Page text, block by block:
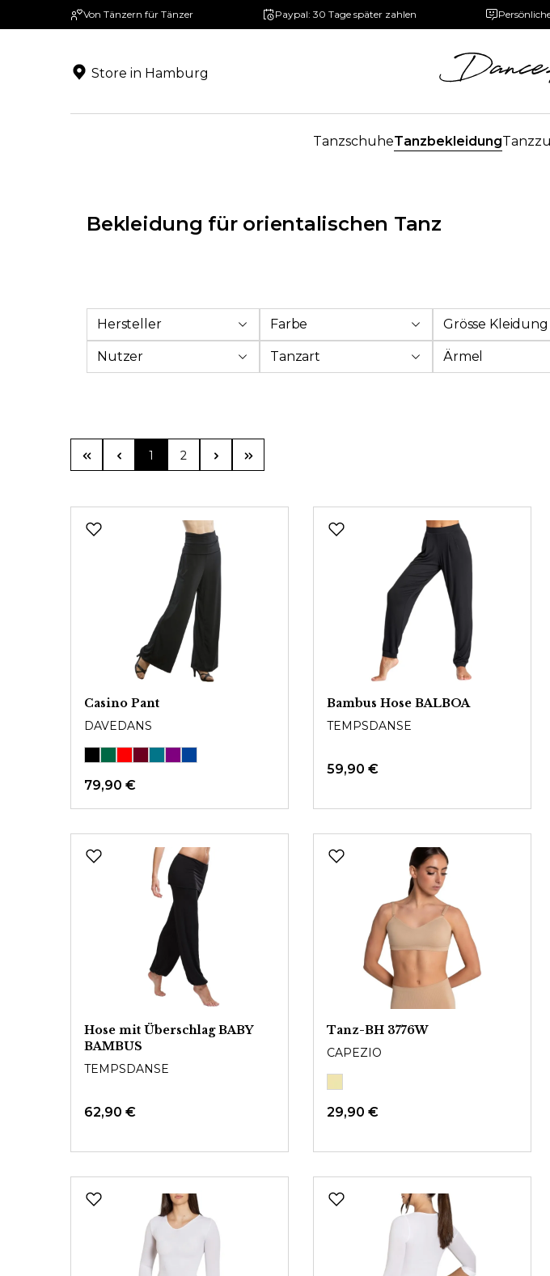
Zur Hauptnavigation springen
Von Tänzern für Tänzer Paypal: 30 Tage später zahlen
Store in Hamburg
TanzschuheTanzbekleidung
Bekleidung für orientalischen Tanz
Hersteller Farbe Grösse Kleidung
Nutzer Tanzart Ärmel
Seite
1 Seite
2
Casino Pant
DAVEDANS
79,90 €
Bambus Hose BALBOA
TEMPSDANSE
59,90 €
Hose mit Überschlag BABY
BAMBUS
TEMPSDANSE
62,90 €
Tanz-BH 3776W
CAPEZIO
29,90 €